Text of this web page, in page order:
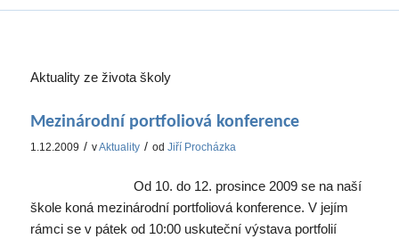
Aktuality ze života školy
Mezinárodní portfoliová konference
1.12.2009 / vAktuality / od Jiří Procházka
Od 10. do 12. prosince 2009 se na naší
škole koná mezinárodní portfoliová konference. V jejím
rámci se v pátek od 10:00 uskuteční výstava portfolií